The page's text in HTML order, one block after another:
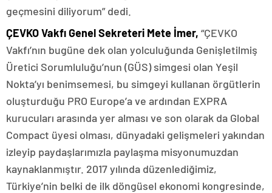
geçmesini diliyorum” dedi.
ÇEVKO Vakfı Genel Sekreteri Mete İmer, “ÇEVKO
Vakfı’nın bugüne dek olan yolculuğunda Genişletilmiş
Üretici Sorumluluğu’nun (GÜS) simgesi olan Yeşil
Nokta’yı benimsemesi, bu simgeyi kullanan örgütlerin
oluşturduğu PRO Europe’a ve ardından EXPRA
kurucuları arasında yer alması ve son olarak da Global
Compact üyesi olması, dünyadaki gelişmeleri yakından
izleyip paydaşlarımızla paylaşma misyonumuzdan
kaynaklanmıştır. 2017 yılında düzenlediğimiz,
Türkiye’nin belki de ilk döngüsel ekonomi kongresinde,